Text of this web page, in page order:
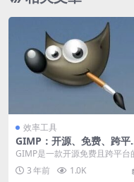
效率工具
GIMP：开源、免费、跨平
的图像编辑器，堪比
op！
GIMP是一款开源免费且跨平台
像编辑器，囊括了所有的图象
功能，软件源代码...
3 年前 1.0K